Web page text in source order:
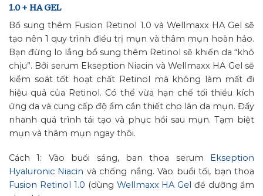
1.0 + HA GEL
Bổ sung thêm Fusion Retinol 1.0 và Wellmaxx HA Gel sẽ
tạo nên 1 quy trình điều trị mụn và thâm mụn hoàn hảo.
Bạn đừng lo lắng bổ sung thêm Retinol sẽ khiến da “khó
chịu”. Bởi serum Ekseption Niacin và Wellmaxx HA Gel sẽ
kiểm soát tốt hoạt chất Retinol mà không làm mất đi
hiệu quả của Retinol. Có thể vừa hạn chế tối thiểu kích
ứng da và cung cấp độ ẩm cần thiết cho làn da mụn. Đẩy
nhanh quá trình tái tạo và phục hồi sau mụn. Tạm biệt
mụn và thâm mụn ngay thôi.
Cách 1: Vào buổi sáng, ban thoa serum Ekseption
Hyaluronic Niacin và chống nắng. Vào buổi tối, bạn thoa
Fusion Retinol 1.0 (dùng Wellmaxx HA Gel để dưỡng ẩm